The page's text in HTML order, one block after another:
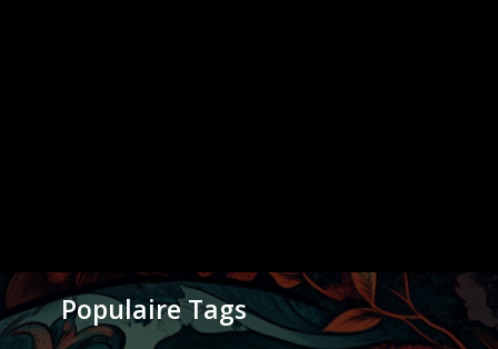
Populaire Tags